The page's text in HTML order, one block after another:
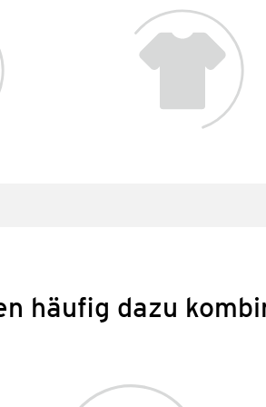
häufig dazu